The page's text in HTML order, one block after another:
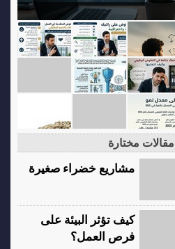
مقالات مختارة
مشاريع خضراء صغيرة
كيف تؤثر البيئة على
فرص العمل؟